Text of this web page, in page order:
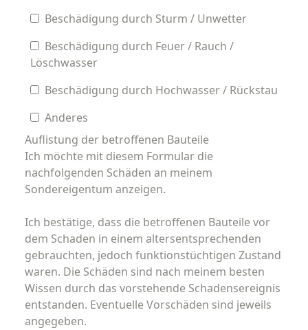
Beschädigung durch Sturm / Unwetter
Löschwasser
Beschädigung durch Hochwasser / Rückstau
Anderes
Auflistung der betroffenen Bauteile
Ich möchte mit diesem Formular die
nachfolgenden Schäden an meinem
Sondereigentum anzeigen.
Ich bestätige, dass die betroffenen Bauteile vor
dem Schaden in einem altersentsprechenden
gebrauchten, jedoch funktionstüchtigen Zustand
waren. Die Schäden sind nach meinem besten
Wissen durch das vorstehende Schadensereignis
entstanden. Eventuelle Vorschäden sind jeweils
angegeben.